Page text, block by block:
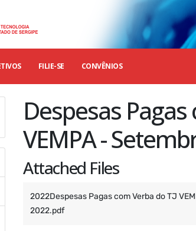
FILIE-SE CONVÊNIOS
Despesas Pagas
VEMPA -
Attached Files
2022Despesas Pagas com Verba do TJ
2022.pdf